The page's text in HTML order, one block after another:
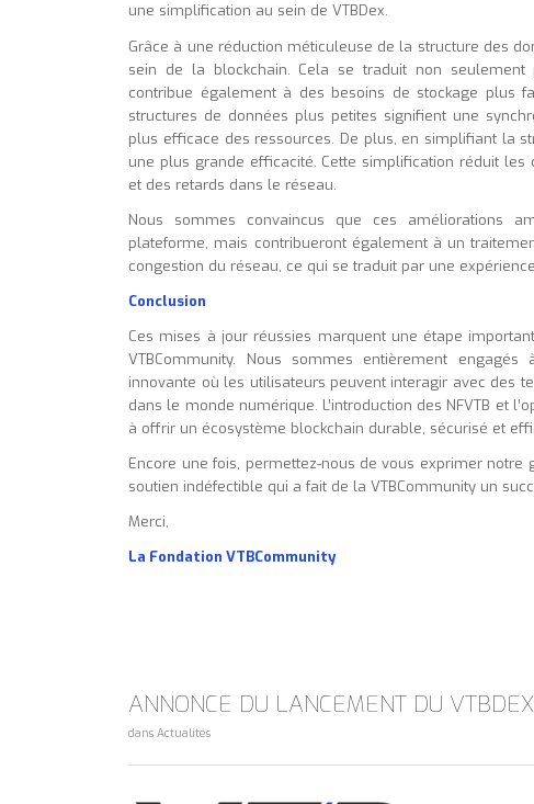
une simplification au sein de VTBDex.
Grâce à une réduction méticuleuse de la structure des
sein de la blockchain. Cela se traduit non
contribue également à des besoins de stockage plus
structures de données plus petites signifient une
plus efficace des ressources. De plus, en simplifiant la
une plus grande efficacité. Cette simplification réduit
et des retards dans le réseau.
Nous sommes convaincus que ces améliorations
plateforme, mais contribueront également à un
congestion du réseau, ce qui se traduit par une
Conclusion
Ces mises à jour réussies marquent une étape
VTBCommunity. Nous sommes entièrement
innovante où les utilisateurs peuvent interagir avec des
dans le monde numérique. L’introduction des NFVTB et
à offrir un écosystème blockchain durable, sécurisé et
Encore une fois, permettez-nous de vous exprimer
soutien indéfectible qui a fait de la VTBCommunity un
Merci,
La Fondation VTBCommunity
ANNONCE DU LANCEMENT DU VTBDEX
dansActualités